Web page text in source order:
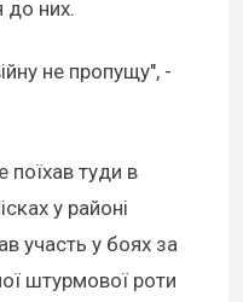
до них.
не пропущу", -
поїхав туди в
у районі
участь у боях за
штурмової роти